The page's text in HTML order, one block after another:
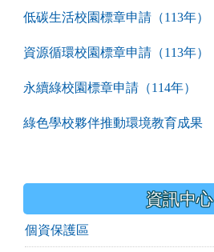
低碳生活校園標章申請（113年）
資源循環校園標章申請（113年）
永續綠校園標章申請（114年）
綠色學校夥伴推動環境教育成果
資訊中心
個資保護區